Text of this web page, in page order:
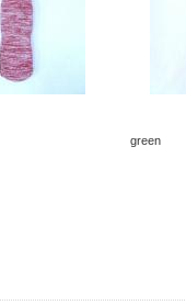
green